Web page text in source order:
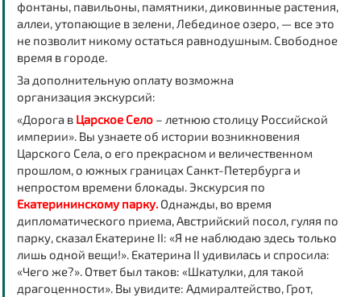
фонтаны, павильоны, памятники, диковинные растения,
аллеи, утопающие в зелени, Лебединое озеро, — все это
не позволит никому остаться равнодушным. Свободное
время в городе.
За дополнительную оплату возможна
организация экскурсий:
«Дорога в Царское Село– летнюю столицу Российской
империи». Вы узнаете об истории возникновения
Царского Села, о его прекрасном и величественном
прошлом, о южных границах Санкт-Петербурга и
непростом времени блокады. Экскурсия по
Екатерининскому парку.Однажды, во время
дипломатического приема, Австрийский посол, гуляя по
парку, сказал Екатерине II: «Я не наблюдаю здесь только
лишь одной вещи!». Екатерина II удивилась и спросила:
«Чего же?». Ответ был таков: «Шкатулки, для такой
драгоценности». Вы увидите: Адмиралтейство, Грот,